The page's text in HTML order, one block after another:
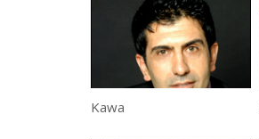
Kawa